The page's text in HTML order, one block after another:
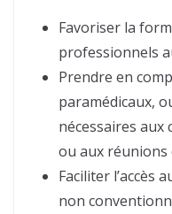
Favoriser la
professionnels
Prendre en
paramédicaux,
nécessaires
ou aux réunions
Faciliter l’accès
non